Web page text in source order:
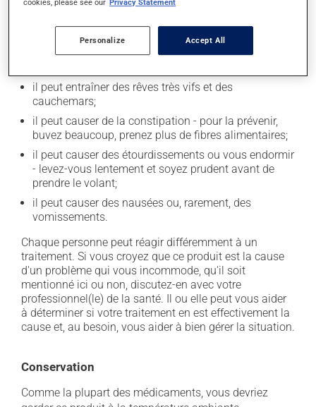
En plus de ses effets recherchés, ce produit peut à
l'occasion entraîner certains effets indésirables (effets
secondaires), notamment :
il peut entraîner des rêves très vifs et des
cauchemars;
il peut causer de la constipation - pour la prévenir,
buvez beaucoup, prenez plus de fibres alimentaires;
il peut causer des étourdissements ou vous endormir
- levez-vous lentement et soyez prudent avant de
prendre le volant;
il peut causer des nausées ou, rarement, des
vomissements.
Chaque personne peut réagir différemment à un
traitement. Si vous croyez que ce produit est la cause
d'un problème qui vous incommode, qu'il soit
mentionné ici ou non, discutez-en avec votre
professionnel(le) de la santé. Il ou elle peut vous aider
à déterminer si votre traitement en est effectivement la
cause et, au besoin, vous aider à bien gérer la situation.
Conservation
Comme la plupart des médicaments, vous devriez
cookies, please see our Privacy Statement
Personalize Accept All